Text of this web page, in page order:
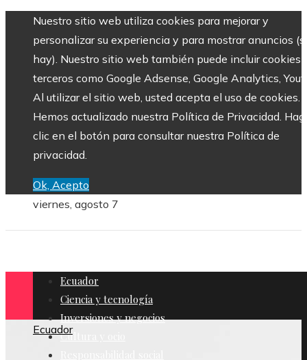
Nuestro sitio web utiliza cookies para mejorar y
personalizar su experiencia y para mostrar anuncios
hay). Nuestro sitio web también puede incluir cookies
terceros como Google Adsense, Google Analytics,
Al utilizar el sitio web, usted acepta el uso de cookies.
Hemos actualizado nuestra Política de Privacidad.
clic en el botón para consultar nuestra Política de
privacidad.
Ok, Acepto
viernes, agosto 7
Ecuador
Ciencia y tecnología
Inversiones y negocios
Cultura y ocio
Ecuador